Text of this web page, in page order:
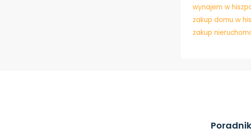
wynajem w
zakup domu w
zakup